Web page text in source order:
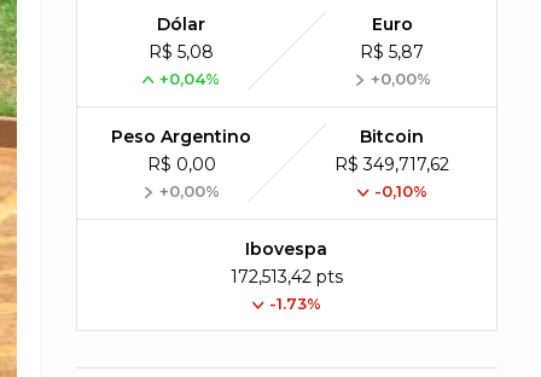
Dólar
R$ 5,08
+0,04%
Euro
R$ 5,87
+0,00%
Peso Argentino
R$ 0,00
+0,00%
Bitcoin
R$ 349,717,62
-0,10%
Ibovespa
172,513,42 pts
-1.73%